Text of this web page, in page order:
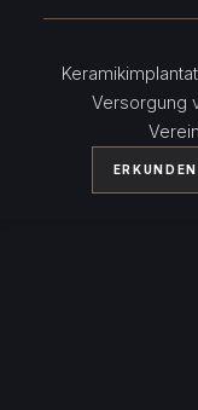
Versorgung
ERKUNDEN